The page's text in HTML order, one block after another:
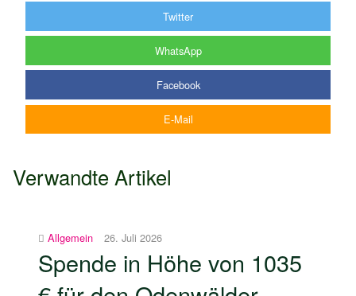
Twitter
WhatsApp
Facebook
E-Mail
Verwandte Artikel
Allgemein 26. Juli 2026
Spende in Höhe von 1035